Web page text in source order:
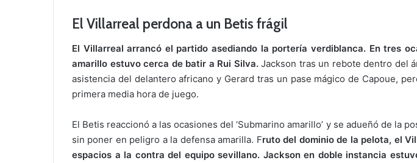
El Villarreal perdona a un Betis frágil
El Villarreal arrancó el partido asediando la portería verdiblanca. En tres
amarillo estuvo cerca de batir a Rui Silva.Jackson tras un rebote dentro del
asistencia del delantero africano y Gerard tras un pase mágico de Capoue,
primera media hora de juego.
El Betis reaccionó a las ocasiones del ‘Submarino amarillo’ y se adueñó de la
sin poner en peligro a la defensa amarilla. Fruto del dominio de la pelota, el
espacios a la contra del equipo sevillano. Jackson en doble instancia